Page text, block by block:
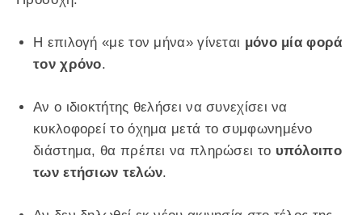
Η επιλογή «με τον μήνα» γίνεται μόνο μία φορά
τον χρόνο.
Αν ο ιδιοκτήτης θελήσει να συνεχίσει να
κυκλοφορεί το όχημα μετά το συμφωνημένο
διάστημα, θα πρέπει να πληρώσει το υπόλοιπο
των ετήσιων τελών.